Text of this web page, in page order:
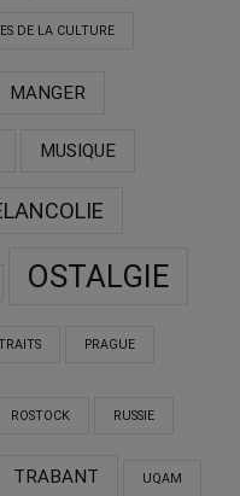
DE LA CULTURE
MANGER
MUSIQUE
OSTALGIE
PRAGUE
ROSTOCK RUSSIE
TRABANT UQAM